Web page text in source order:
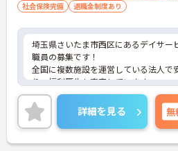
社会保険完備
退職金制度あり
埼玉県さいたま市西区にあるデイサー
職員の募集です！
全国に複数施設を運営している法人で
り、福利厚生も充実しています。
研修制度・資格取得支援制度もしっか
め、就職後も安心して長く働くことが
ご興味のある方には、面接対策ポイン
に詳細をお話しいたしますのでお気軽
さい！
詳細を見る 無